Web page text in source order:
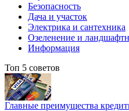
Безопасность
Дача и участок
Электрика и сантехника
Озеленение и
Информация
Топ 5 советов
Главные преимущества